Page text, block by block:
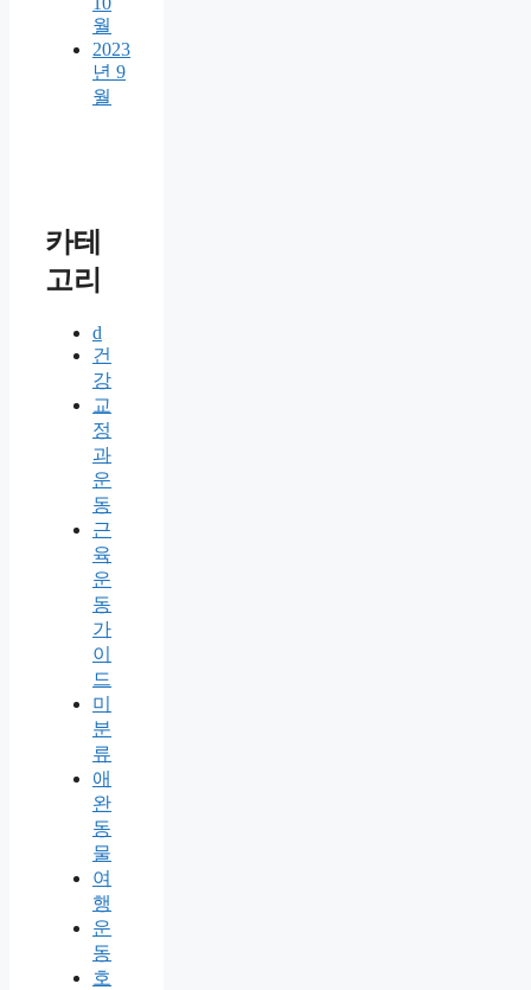
월
2023
년 9
월
카테
고리
d
건
강
교
정
과
운
동
근
육
운
동
가
이
드
미
분
류
애
완
동
물
여
행
운
동
호